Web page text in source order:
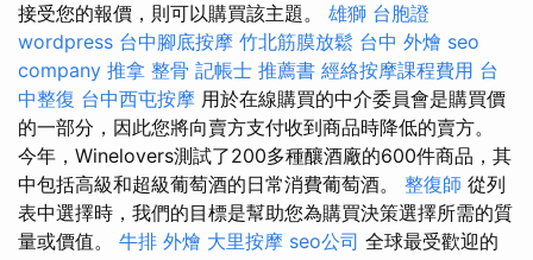
接受您的報價，則可以購買該主題。 雄獅 台胞證
wordpress 台中腳底按摩 竹北筋膜放鬆 台中 外燴 seo
company 推拿 整骨 記帳士 推薦書 經絡按摩課程費用 台
中整復 台中西屯按摩 用於在線購買的中介委員會是購買價
的一部分，因此您將向賣方支付收到商品時降低的賣方。
今年，Winelovers測試了200多種釀酒廠的600件商品，其
中包括高級和超級葡萄酒的日常消費葡萄酒。 整復師 從列
表中選擇時，我們的目標是幫助您為購買決策選擇所需的質
量或價值。 牛排 外燴 大里按摩 seo公司 全球最受歡迎的